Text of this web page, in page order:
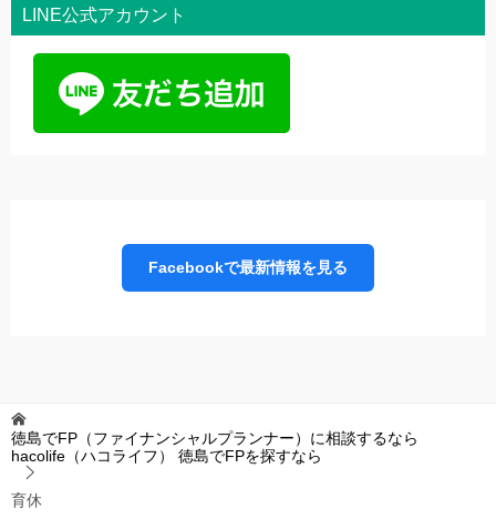
LINE公式アカウント
Facebookで最新情報を見る
徳島でFP（ファイナンシャルプランナー）に相談するなら
hacolife（ハコライフ）
徳島でFPを探すなら
育休